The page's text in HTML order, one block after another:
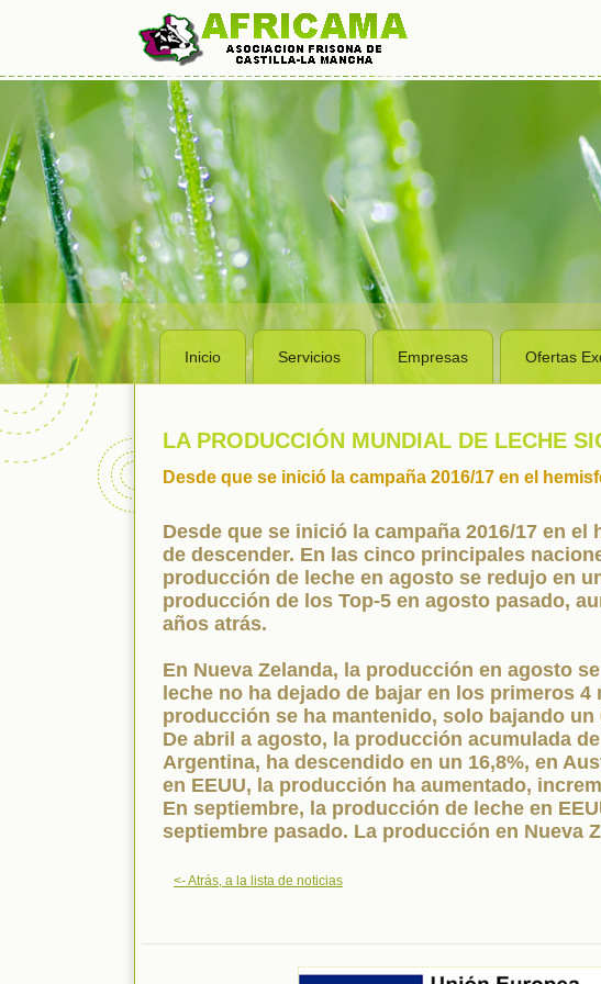
Inicio Servicios Empresas Ofertas
LA PRODUCCIÓN MUNDIAL DE LECHE
Desde que se inició la campaña 2016/17 en el
Desde que se inició la campaña 2016/17 en
de descender. En las cinco principales
producción de leche en agosto se redujo en
producción de los Top-5 en agosto pasado,
años atrás.
En Nueva Zelanda, la producción en agosto
leche no ha dejado de bajar en los primeros
producción se ha mantenido, solo bajando un
De abril a agosto, la producción acumulada
Argentina, ha descendido en un 16,8%, en
en EEUU, la producción ha aumentado,
En septiembre, la producción de leche en
septiembre pasado. La producción en Nueva
<- Atrás, a la lista de noticias